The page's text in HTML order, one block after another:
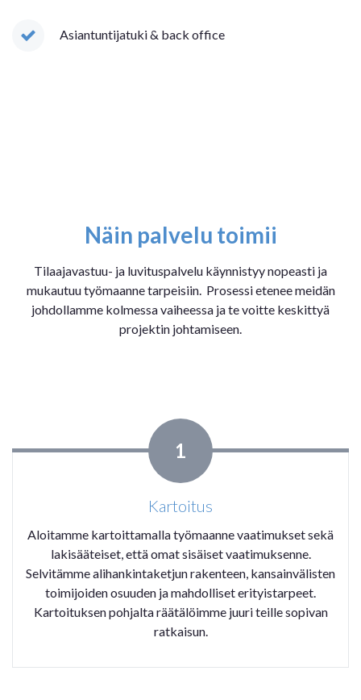
Asiantuntijatuki & back office
Näin palvelu toimii
Tilaajavastuu- ja luvituspalvelu käynnistyy nopeasti ja
mukautuu työmaanne tarpeisiin. Prosessi etenee meidän
johdollamme kolmessa vaiheessa ja te voitte keskittyä
projektin johtamiseen.
1
Kartoitus
Aloitamme kartoittamalla työmaanne vaatimukset sekä
lakisääteiset, että omat sisäiset vaatimuksenne.
Selvitämme alihankintaketjun rakenteen, kansainvälisten
toimijoiden osuuden ja mahdolliset erityistarpeet.
Kartoituksen pohjalta räätälöimme juuri teille sopivan
ratkaisun.